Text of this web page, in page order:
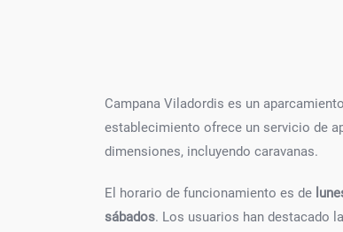
Campana Viladordis es un
establecimiento ofrece un servicio de
dimensiones, incluyendo caravanas.
El horario de funcionamiento es de
sábados. Los usuarios han destacado